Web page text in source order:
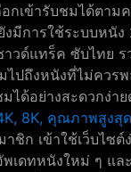
กเข้ารับชมได้ตาม
งมีการใช้ระบบหนั
าวด์แทร็ค ซับไทย
ไปถึงหนังที่ไม่ควร
ได้อย่างสะดวกง่าย
8K, คุณภาพสูงสุ
าชิก เข้าใช้เว็บไซต์
เดทหนังใหม่ ๆ แล